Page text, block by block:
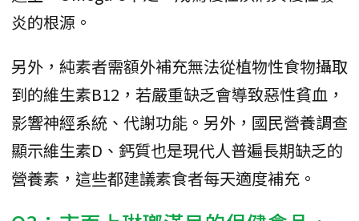
炎的根源。
另外，純素者需額外補充無法從植物性食物攝取
到的維生素B12，若嚴重缺乏會導致惡性貧血，
影響神經系統、代謝功能。另外，國民營養調查
顯示維生素D、鈣質也是現代人普遍長期缺乏的
營養素，這些都建議素食者每天適度補充。